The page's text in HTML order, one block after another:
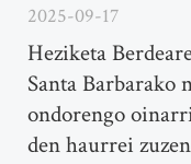
2025-09-17
Heziketa
Santa Barbarako
ondorengo
den haurrei